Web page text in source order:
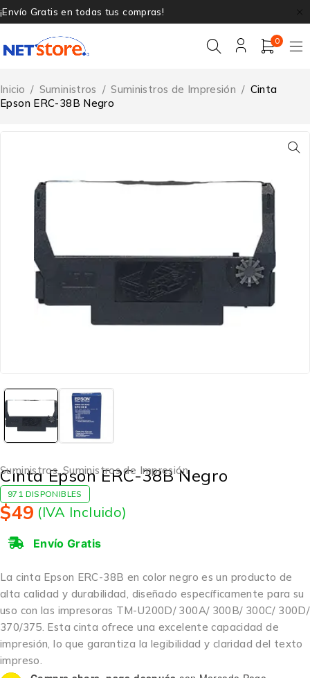
¡Envío Gratis en todas tus compras!
0
Inicio / Suministros / Suministros de Impresión / Cinta
Epson ERC-38B Negro
Suministros,Suministros de Impresión
Cinta Epson ERC-38B Negro
971 DISPONIBLES
$49 (IVA Incluido)
Envío Gratis
La cinta Epson ERC-38B en color negro es un producto de
alta calidad y durabilidad, diseñado específicamente para su
uso con las impresoras TM-U200D/ 300A/ 300B/ 300C/ 300D/
370/375. Esta cinta ofrece una excelente capacidad de
impresión, lo que garantiza la legibilidad y claridad del texto
impreso.